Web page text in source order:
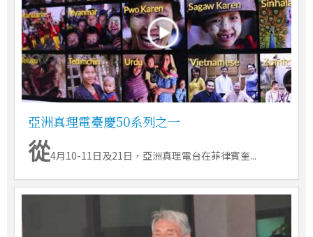
亞洲真理電臺慶50系列之一
從4月10-11日及21日，亞洲真理電台在菲律賓奎...